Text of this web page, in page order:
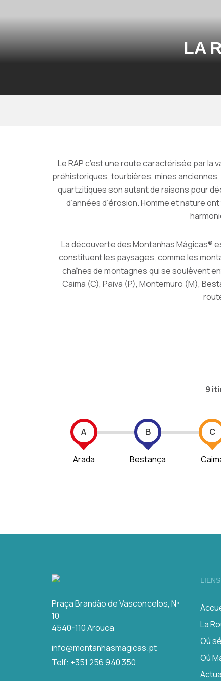
LA
Le RAP c’est une route caractérisée par la
préhistoriques, tourbières, mines
quartzitiques son autant de raisons pour
d’années d’érosion. Homme et nature
La découverte des Montanhas Mágicas®
constituent les paysages, comme les
chaînes de montagnes qui se soulèvent
Caima (C), Paiva (P), Montemuro (M),
9
A
Arada
B
Bestança
C
Praça Brandão de Vasconcelos, Nº
10
4540-110 Arouca
info@montanhasmagicas.pt
Telf: +351 256 940 350
La
Où
Où